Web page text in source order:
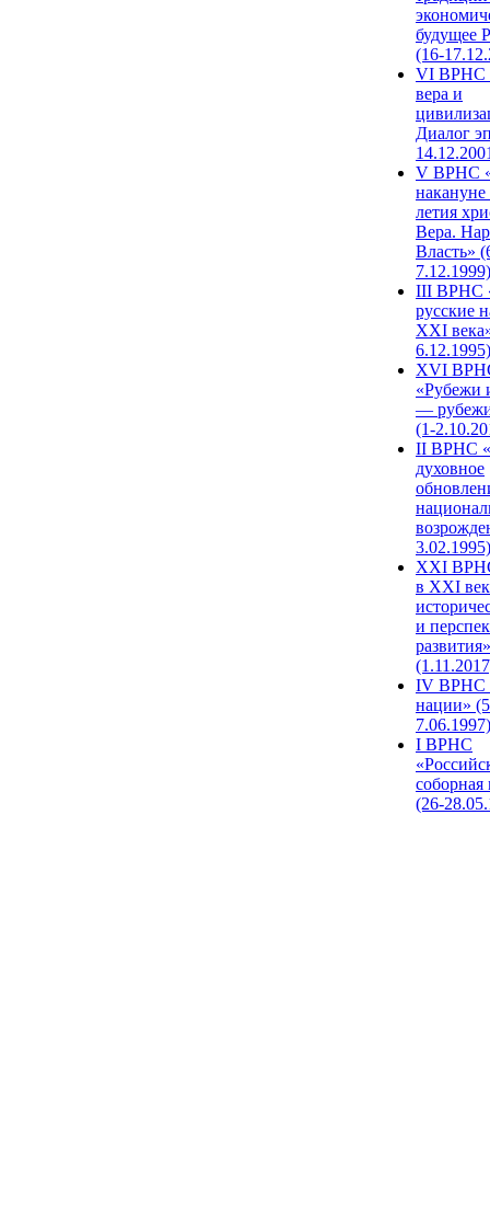
будущее
(16-
VI ВРНС
вера и
Диалог
V ВРНС
накануне
летия
Вера.
Власть»
7.12.1999)
III ВРНС
русские
XXI
6.12.1995)
XVI
«Рубежи
—
(1-
II ВРНС
духовное
3.02.1995)
XХI
в XXI
и
развития»
IV ВРНС
нации»
7.06.1997)
I ВРНС
(26-